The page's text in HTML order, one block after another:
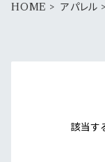
HOME アパレル
該当す